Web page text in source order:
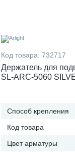
Код товара: 732717
Держатель для
SL-ARC-5060
Способ крепления
Код товара
Цвет арматуры